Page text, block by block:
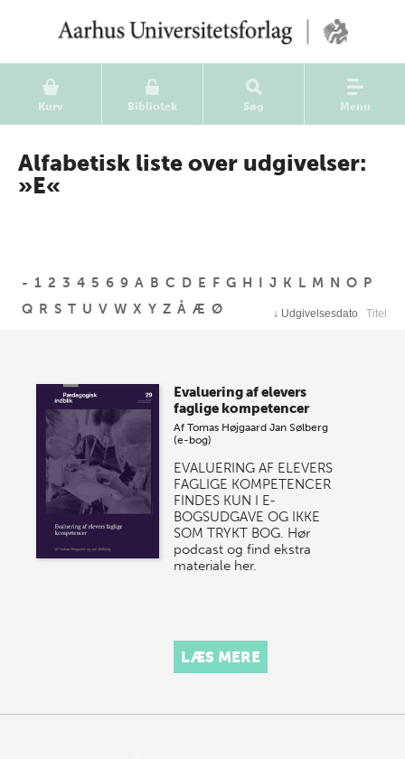
Kurv Bibliotek Søg Menu
Alfabetisk liste over udgivelser:
»E«
- 1 2 3 4 5 6 9 A B C D E F G H I J K L M N O P
Q R S T U V W X Y Z Å Æ Ø ↓ Udgivelsesdato Titel
Evaluering af elevers
faglige kompetencer
AfTomas Højgaard Jan Sølberg
(e-bog)
EVALUERING AF ELEVERS
FAGLIGE KOMPETENCER
FINDES KUN I E-
BOGSUDGAVE OG IKKE
SOM TRYKT BOG. Hør
podcast og find ekstra
materiale her.
LÆS MERE